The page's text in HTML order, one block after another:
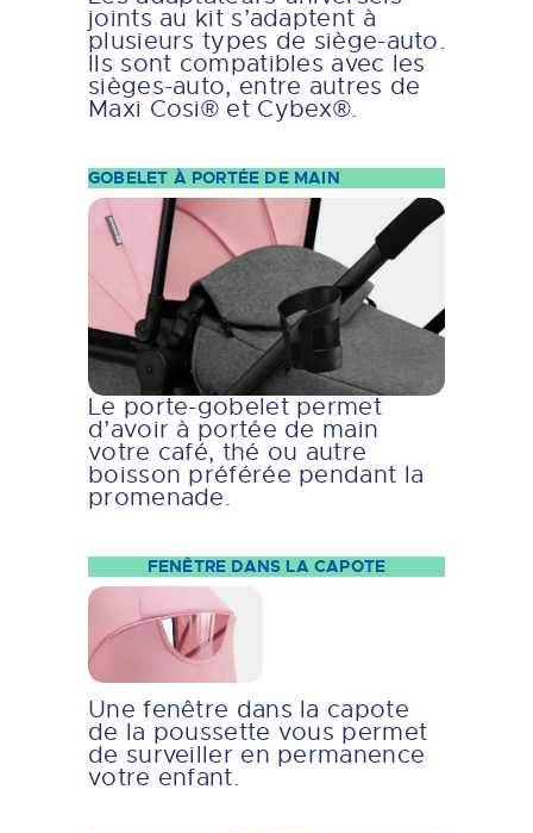
joints au kit s’adaptent à
plusieurs types de siège-auto.
Ils sont compatibles avec les
sièges-auto, entre autres de
Maxi Cosi® et Cybex®.
GOBELET À PORTÉE DE MAIN
Le porte-gobelet permet
d’avoir à portée de main
votre café, thé ou autre
boisson préférée pendant la
promenade.
FENÊTRE DANS LA CAPOTE
Une fenêtre dans la capote
de la poussette vous permet
de surveiller en permanence
votre enfant.